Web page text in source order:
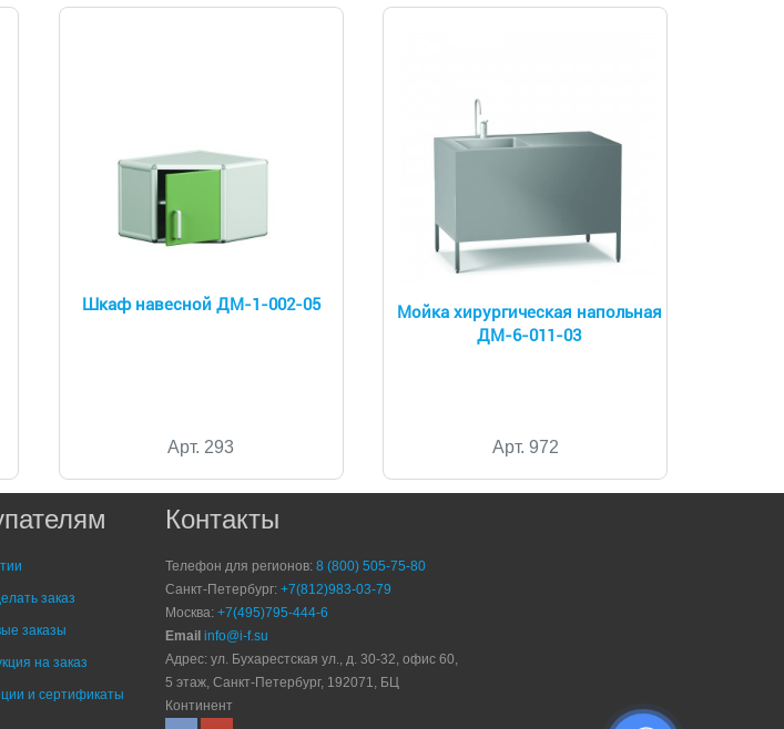
Шкаф навесной ДМ-1-002-05
Арт. 293
Мойка хирургическая напольная
ДМ-6-011-03
Арт. 972
заказ
заказы
на заказ
и сертификаты
Контакты
Телефон для регионов:8 (800) 505-75-80
Санкт-Петербург:+7(812)983-03-79
Москва:+7(495)795-444-6
Email info@i-f.su
Адрес: ул. Бухарестская ул., д. 30-32, офис 60,
5 этаж, Санкт-Петербург, 192071, БЦ
Континент